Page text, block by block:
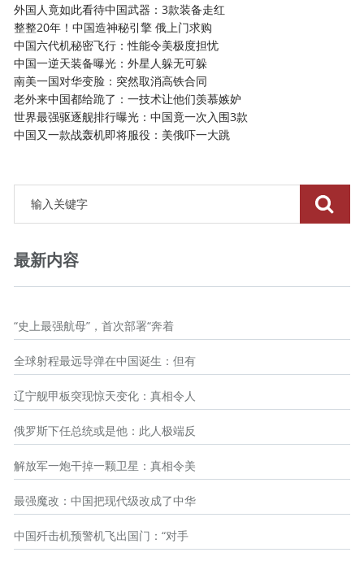
外国人竟如此看待中国武器：3款装备走红
整整20年！中国造神秘引擎 俄上门求购
中国六代机秘密飞行：性能令美极度担忧
中国一逆天装备曝光：外星人躲无可躲
南美一国对华变脸：突然取消高铁合同
老外来中国都给跪了：一技术让他们羡慕嫉妒
世界最强驱逐舰排行曝光：中国竟一次入围3款
中国又一款战轰机即将服役：美俄吓一大跳
最新内容
“史上最强航母”，首次部署“奔着
全球射程最远导弹在中国诞生：但有
辽宁舰甲板突现惊天变化：真相令人
俄罗斯下任总统或是他：此人极端反
解放军一炮干掉一颗卫星：真相令美
最强魔改：中国把现代级改成了中华
中国歼击机预警机飞出国门：“对手